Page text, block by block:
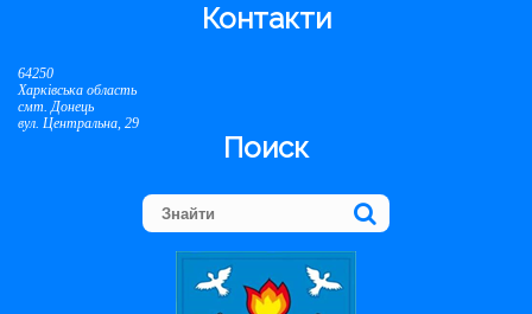
Контакти
64250
Харківська область
смт. Донець
вул. Центральна, 29
Поиск